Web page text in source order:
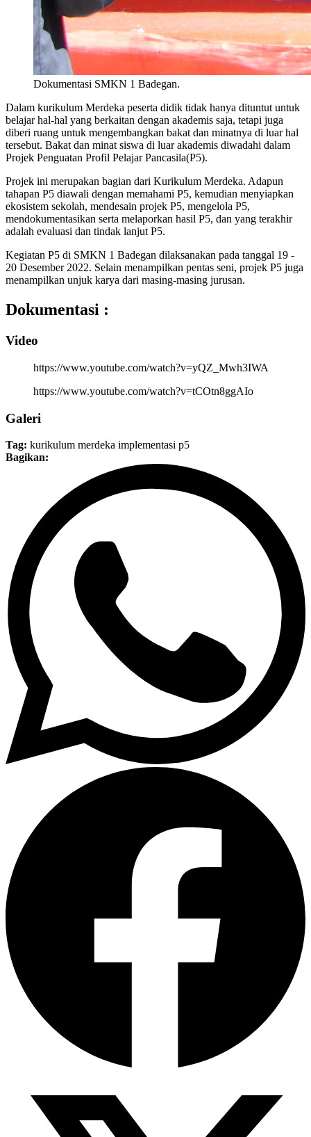
Dokumentasi SMKN 1 Badegan.
Dalam kurikulum Merdeka peserta didik tidak hanya dituntut untuk
belajar hal-hal yang berkaitan dengan akademis saja, tetapi juga
diberi ruang untuk mengembangkan bakat dan minatnya di luar hal
tersebut. Bakat dan minat siswa di luar akademis diwadahi dalam
Projek Penguatan Profil Pelajar Pancasila(P5).
Projek ini merupakan bagian dari Kurikulum Merdeka. Adapun
tahapan P5 diawali dengan memahami P5, kemudian menyiapkan
ekosistem sekolah, mendesain projek P5, mengelola P5,
mendokumentasikan serta melaporkan hasil P5, dan yang terakhir
adalah evaluasi dan tindak lanjut P5.
Kegiatan P5 di SMKN 1 Badegan dilaksanakan pada tanggal 19 -
20 Desember 2022. Selain menampilkan pentas seni, projek P5 juga
menampilkan unjuk karya dari masing-masing jurusan.
Dokumentasi :
Video
https://www.youtube.com/watch?v=yQZ_Mwh3IWA
https://www.youtube.com/watch?v=tCOtn8ggAIo
Galeri
Tag: kurikulum merdeka implementasi p5
Bagikan: